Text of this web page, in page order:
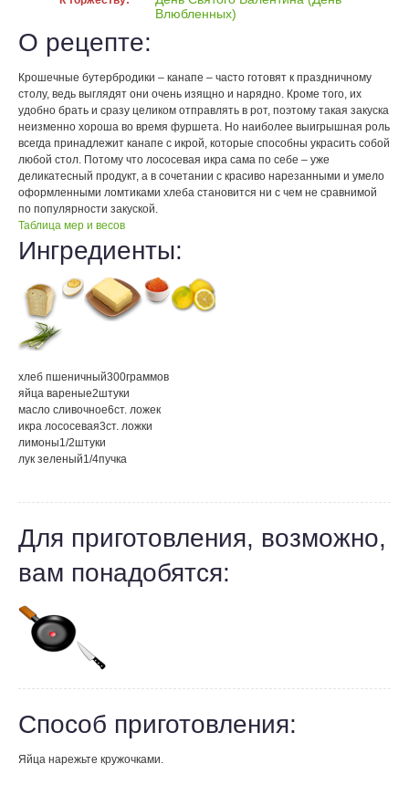
Влюбленных)
О рецепте:
Крошечные бутербродики – канапе – часто готовят к праздничному
столу, ведь выглядят они очень изящно и нарядно. Кроме того, их
удобно брать и сразу целиком отправлять в рот, поэтому такая закуска
неизменно хороша во время фуршета. Но наиболее выигрышная роль
всегда принадлежит канапе с икрой, которые способны украсить собой
любой стол. Потому что лососевая икра сама по себе – уже
деликатесный продукт, а в сочетании с красиво нарезанными и умело
оформленными ломтиками хлеба становится ни с чем не сравнимой
по популярности закуской.
Таблица мер и весов
Ингредиенты:
хлеб пшеничный300граммов
яйца вареные2штуки
масло сливочное6ст. ложек
икра лососевая3ст. ложки
лимоны1/2штуки
лук зеленый1/4пучка
Для приготовления, возможно,
вам понадобятся:
Способ приготовления:
Яйца нарежьте кружочками.